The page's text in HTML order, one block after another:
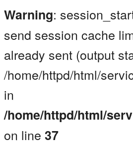
Warning:
send session cache
already sent (output
/home/httpd/html/
in
/home/httpd/html/
on line 37